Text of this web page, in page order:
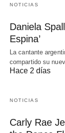
NOTICIAS
Daniela
Espina’
La cantante
compartido su
Hace 2 días
NOTICIAS
Carly Rae